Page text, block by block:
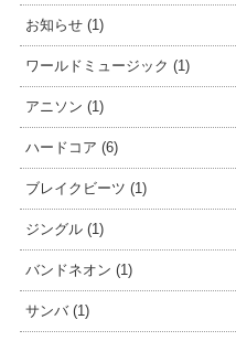
お知らせ (1)
ワールドミュージック (1)
アニソン (1)
ハードコア (6)
ブレイクビーツ (1)
ジングル (1)
バンドネオン (1)
サンバ (1)